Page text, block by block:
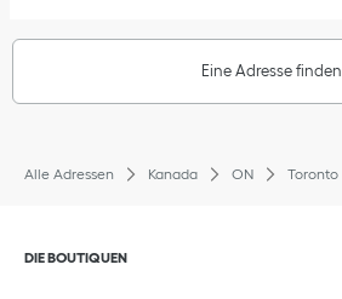
Eine Adresse finden
Alle Adressen Kanada ON Toronto
Klik om de inhoud uit of in te klappen
DIE BOUTIQUEN